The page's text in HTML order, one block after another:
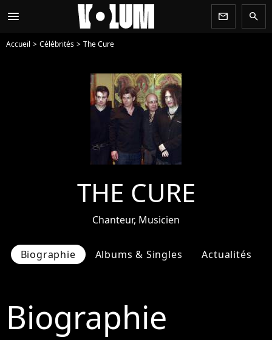
menu newsletter search
Accueil Célébrités The Cure
THE CURE
Chanteur, Musicien
Biographie Albums & Singles Actualités
Biographie